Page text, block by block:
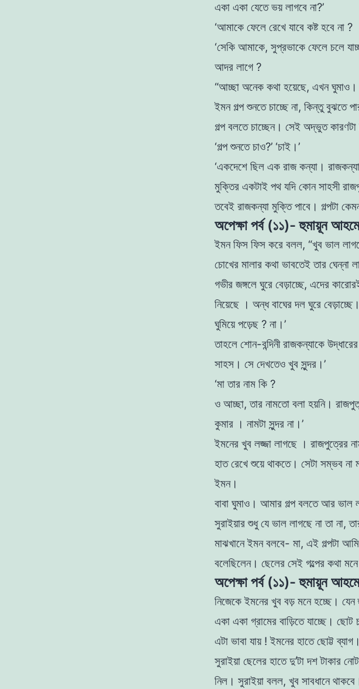
একা একা যেতে ভয় লাগবে না?’
‘আমাকে ফেলে রেখে যাবে কষ্ট হবে না ?
‘সেকি আমাকে, সুপ্রভাকে ফেলে চলে
আদর লাগে ?
“আচ্ছা অনেক কথা হয়েছে, এখন ঘুমাও।
ইমন গল্প শুনতে চাচ্ছে না, কিন্তু বুঝতে
গল্প বলতে চাচ্ছেন। সেই অদ্ভুত কারণটা
‘গল্প শুনতে চাও?’ ‘চাই।’
‘একদেশে ছিল এক রাজ কন্যা। রাজকন্যা
মুক্তির একটাই পথ যদি কোন সাহসী
তবেই রাজকন্যা মুক্তি পাবে। গল্পটা
অপেক্ষা পর্ব (১১)- হুমায়ূন
ইমন ফিস ফিস করে বলল, “খুব ভাল
চোখের মালার কথা ভাবতেই তার ঘেন্না
গভীর জঙ্গলে ঘুরে বেড়াচ্ছে, এদের
নিয়েছে । অন্ধ বাঘের দল ঘুরে বেড়াচ্ছে।
ঘুমিয়ে পড়েছ ? না।’
তাহলে শােন-বন্দিনী রাজকন্যাকে
সাহস। সে দেখতেও খুব সুন্দর।’
‘মা তার নাম কি ?
ও আচ্ছা, তার নামতাে বলা হয়নি।
কুমার । নামটা সুন্দর না।’
ইমনের খুব লজ্জা লাগছে । রাজপুত্রের
হাত রেখে শুয়ে থাকতে। সেটা সম্ভব না
ইমন।
বাবা ঘুমাও। আমার গল্প বলতে আর ভাল
সুরাইয়ার শুধু যে ভাল লাগছে না তা না,
মাঝখানে ইমন বলবে- মা, এই গল্পটা আমি
বলেছিলেন। ছেলের সেই গল্পের কথা
অপেক্ষা পর্ব (১১)- হুমায়ূন
নিজেকে ইমনের খুব বড় মনে হচ্ছে।
একা একা গ্রামের বাড়িতে যাচ্ছে। ছােট
এটা ভাবা যায় !ইমনের হাতে ছােট্ট
সুরাইয়া ছেলের হাতে দু’টা দশ টাকার
নিল। সুরাইয়া বলল, খুব সাবধানে